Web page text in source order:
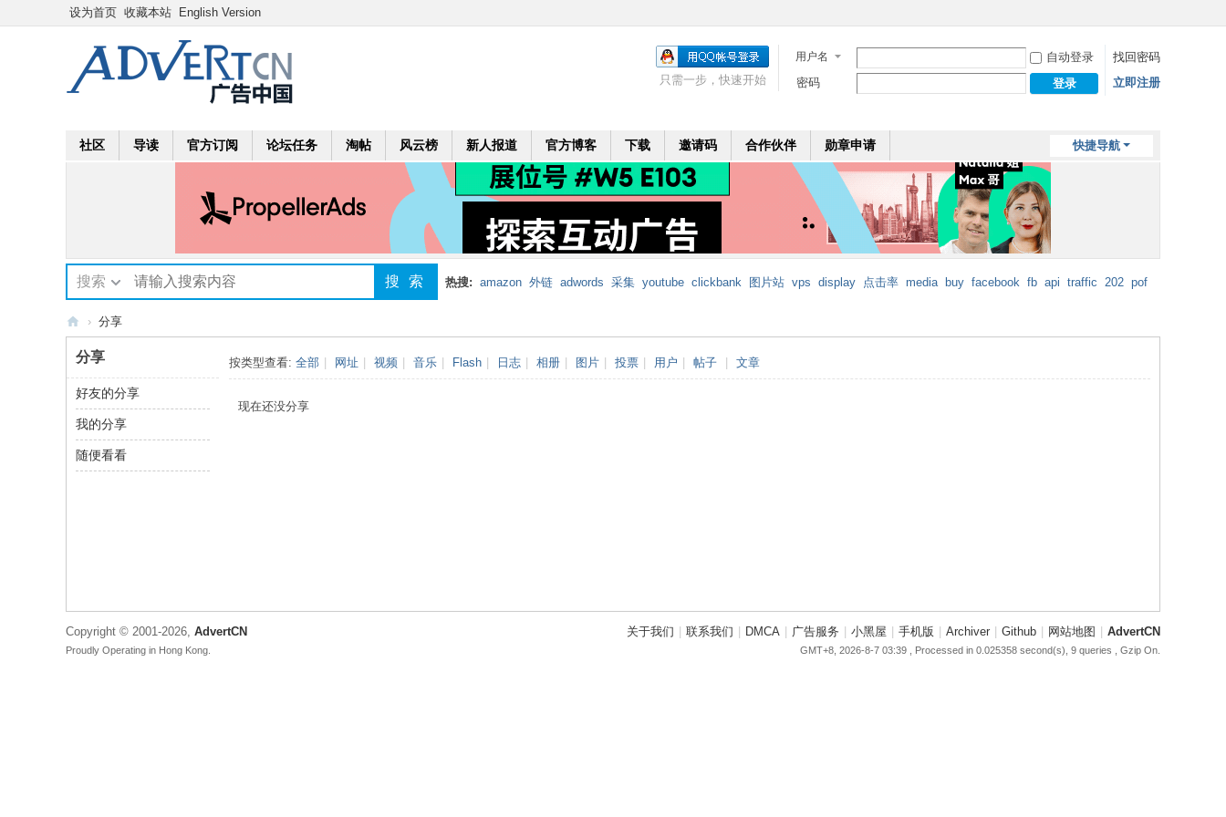
设为首页 收藏本站 English Version
用户名 自动登录
找回密码
密码
登录 立即注册
只需一步，快速开始
快捷导航
社区 导读 官方订阅 论坛任务 淘帖 风云榜 新人报道 官方博客 下载 邀请码 合作伙伴 勋章申请
搜索 搜索 热搜: amazon 外链 adwords 采集 youtube clickbank 图片站 vps display 点击率 media buy facebook fb api traffic 202 pof
ert
C
N
› 分享
分享
好友的分享
我的分享
随便看看
按类型查看: 全部 网址 视频 音乐 Flash 日志 相册 图片 投票 用户 帖子 文章
现在还没分享
关于我们 联系我们 DMCA 广告服务 小黑屋 手机版 Archiver Github 网站地图 AdvertCN
GMT+8, 2026-8-7 03:39 , Processed in 0.025358 second(s), 9 queries , Gzip On.
Copyright © 2001-2026, AdvertCN
Proudly Operating in Hong Kong.